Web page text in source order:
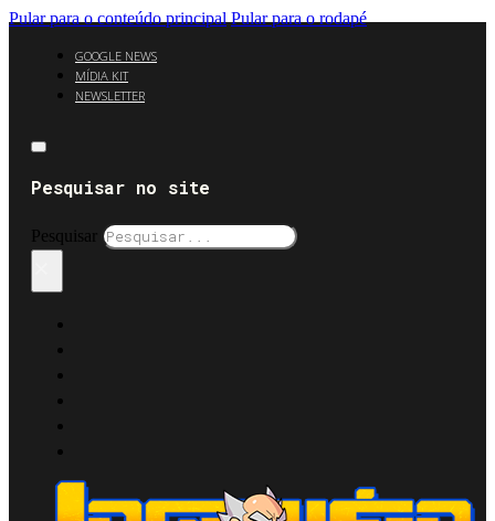
Pular para o conteúdo principal Pular para o rodapé
GOOGLE NEWS
MÍDIA KIT
NEWSLETTER
Pesquisar no site
Pesquisar